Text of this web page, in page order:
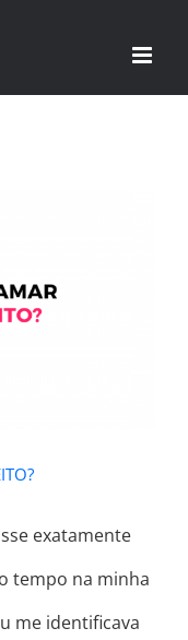
DESSE
exatamente
tempo na minha
me identificava